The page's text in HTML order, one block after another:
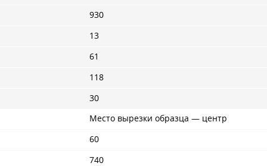
930
13
61
118
30
Место вырезки образца — центр
60
740